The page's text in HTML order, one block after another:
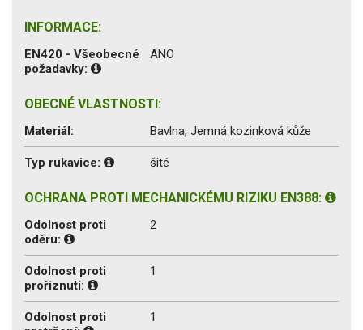
INFORMACE:
EN420 - Všeobecné
požadavky:
ANO
OBECNÉ VLASTNOSTI:
Materiál: Bavlna, Jemná kozinková kůže
Typ rukavice: šité
OCHRANA PROTI MECHANICKÉMU RIZIKU EN388:
Odolnost proti
oděru:
2
Odolnost proti
proříznutí:
1
Odolnost proti
1